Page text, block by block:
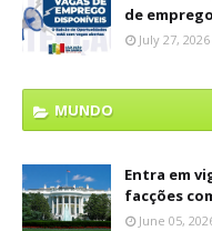
de emprego
July 27, 2026
MUNDO
Entra em
facções
June 05,